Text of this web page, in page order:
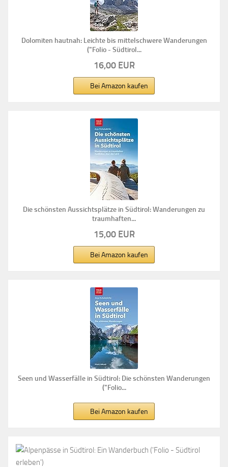
Dolomiten hautnah: Leichte bis mittelschwere Wanderungen
("Folio - Südtirol...
16,00 EUR
Bei Amazon kaufen
Die schönsten Aussichtsplätze in Südtirol: Wanderungen zu
traumhaften...
15,00 EUR
Bei Amazon kaufen
Seen und Wasserfälle in Südtirol: Die schönsten Wanderungen
("Folio...
Bei Amazon kaufen